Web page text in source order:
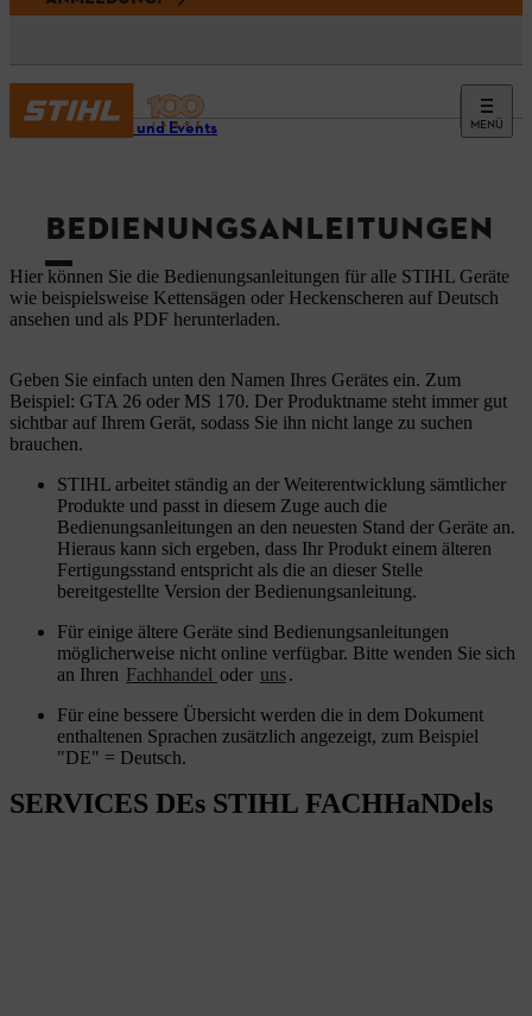
MENÜ
Service und Events
BEDIENUNGSANLEITUNGEN
Hier können Sie die Bedienungsanleitungen für alle STIHL Geräte
wie beispielsweise Kettensägen oder Heckenscheren auf Deutsch
ansehen und als PDF herunterladen.
Geben Sie einfach unten den Namen Ihres Gerätes ein. Zum
Beispiel: GTA 26 oder MS 170. Der Produktname steht immer gut
sichtbar auf Ihrem Gerät, sodass Sie ihn nicht lange zu suchen
brauchen.
STIHL arbeitet ständig an der Weiterentwicklung sämtlicher
Produkte und passt in diesem Zuge auch die
Bedienungsanleitungen an den neuesten Stand der Geräte an.
Hieraus kann sich ergeben, dass Ihr Produkt einem älteren
Fertigungsstand entspricht als die an dieser Stelle
bereitgestellte Version der Bedienungsanleitung.
Für einige ältere Geräte sind Bedienungsanleitungen
möglicherweise nicht online verfügbar. Bitte wenden Sie sich
an Ihren Fachhandel oder uns.
Für eine bessere Übersicht werden die in dem Dokument
enthaltenen Sprachen zusätzlich angezeigt, zum Beispiel
"DE" = Deutsch.
SERVICES DEs STIHL FACHHaNDels